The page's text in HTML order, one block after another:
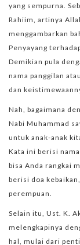
yang sempurna.
Rahiim, artinya
menggambarkan
Penyayang
Demikian pula
nama panggilan
dan
Nah, bagaimana
Nabi Muhammad
untuk anak-anak
Kata ini berisi
bisa Anda rangkai
berisi doa
perempuan.
Selain itu, Ust. K.
melengkapinya
hal, mulai dari